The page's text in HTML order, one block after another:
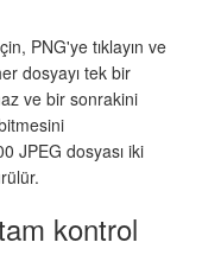
PNG'ye tıklayın ve
dosyayı tek bir
ve bir sonrakini
JPEG dosyası iki
kontrol